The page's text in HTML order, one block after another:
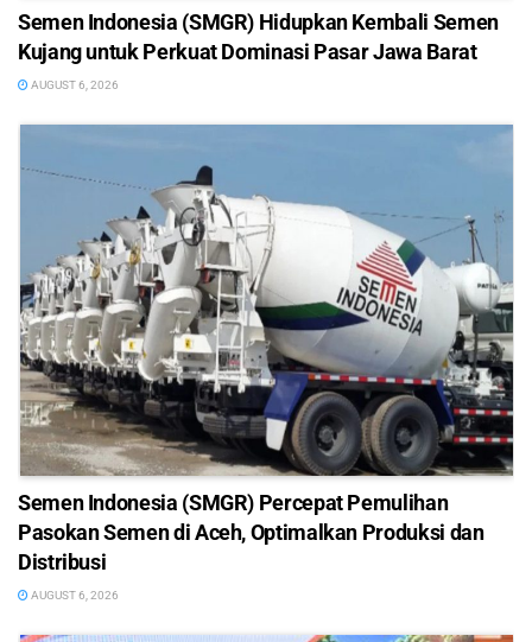
Semen Indonesia (SMGR) Hidupkan Kembali Semen
Kujang untuk Perkuat Dominasi Pasar Jawa Barat
AUGUST 6, 2026
Semen Indonesia (SMGR) Percepat Pemulihan
Pasokan Semen di Aceh, Optimalkan Produksi dan
Distribusi
AUGUST 6, 2026